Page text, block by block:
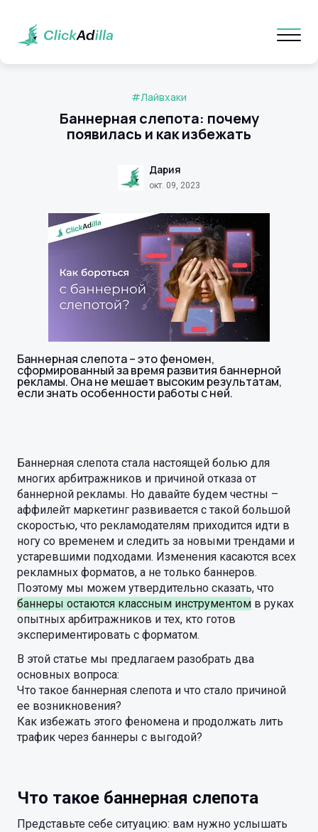
Баннерная слепота: почему
появилась и как избежать
#Лайвхаки
Дария
окт. 09, 2023
Баннерная слепота – это феномен,
сформированный за время развития баннерной
рекламы. Она не мешает высоким результатам,
если знать особенности работы с ней.
Баннерная слепота стала настоящей болью для
многих арбитражников и причиной отказа от
баннерной рекламы. Но давайте будем честны –
аффилейт маркетинг развивается с такой большой
скоростью, что рекламодателям приходится идти в
ногу со временем и следить за новыми трендами и
устаревшими подходами. Изменения касаются всех
рекламных форматов, а не только баннеров.
Поэтому мы можем утвердительно сказать, что
баннеры остаются классным инструментом в руках
опытных арбитражников и тех, кто готов
экспериментировать с форматом.
В этой статье мы предлагаем разобрать два
основных вопроса:
Что такое баннерная слепота и что стало причиной
ее возникновения?
Как избежать этого феномена и продолжать лить
трафик через баннеры с выгодой?
Что такое баннерная слепота
Представьте себе ситуацию: вам нужно услышать